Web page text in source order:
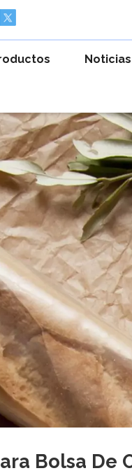
Noticias
Bolsa De